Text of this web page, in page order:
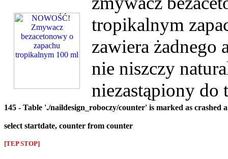
tropikalnym
zawiera żadnego
nie niszczy
niezastąpiony
145 - Table './naildesign_roboczy/counter' is marked as crashed
select startdate, counter from counter
[TEP STOP]